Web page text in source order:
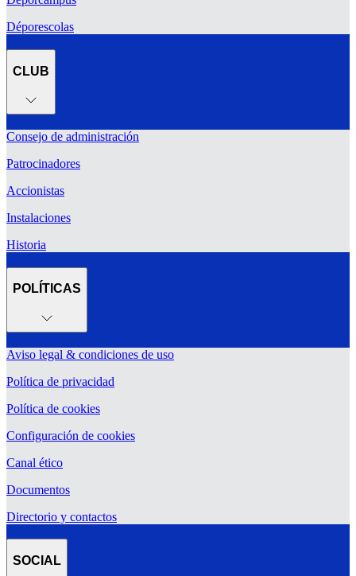
Déporescolas
CLUB
Consejo de administración
Patrocinadores
Accionistas
Instalaciones
Historia
POLÍTICAS
Aviso legal & condiciones de uso
Política de privacidad
Política de cookies
Configuración de cookies
Canal ético
Documentos
Directorio y contactos
SOCIAL